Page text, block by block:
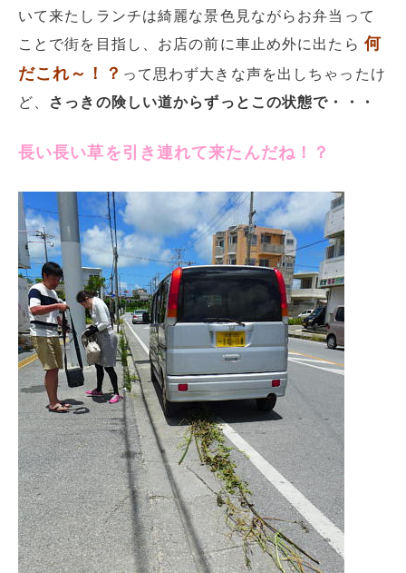
いて来たしランチは綺麗な景色見ながらお弁当って
ことで街を目指し、お店の前に車止め外に出たら 何
だこれ～！？ って思わず大きな声を出しちゃったけ
ど、
さっきの険しい道からずっとこの状態で・・・
長い長い草を引き連れて来たんだね！？